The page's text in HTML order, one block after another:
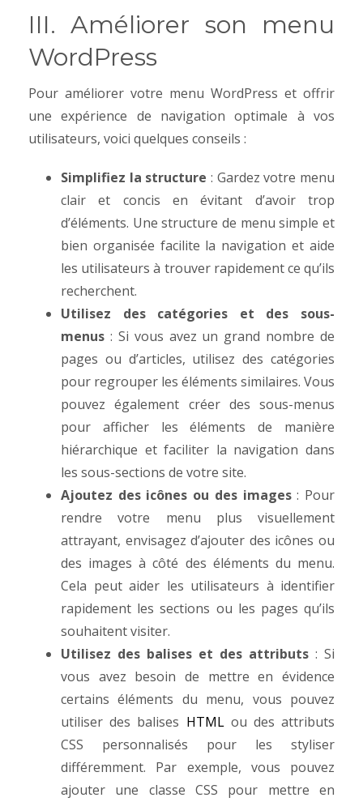
III. Améliorer son menu
WordPress
Pour améliorer votre menu WordPress et offrir
une expérience de navigation optimale à vos
utilisateurs, voici quelques conseils :
Simplifiez la structure : Gardez votre menu
clair et concis en évitant d’avoir trop
d’éléments. Une structure de menu simple et
bien organisée facilite la navigation et aide
les utilisateurs à trouver rapidement ce qu’ils
recherchent.
Utilisez des catégories et des sous-
menus : Si vous avez un grand nombre de
pages ou d’articles, utilisez des catégories
pour regrouper les éléments similaires. Vous
pouvez également créer des sous-menus
pour afficher les éléments de manière
hiérarchique et faciliter la navigation dans
les sous-sections de votre site.
Ajoutez des icônes ou des images: Pour
rendre votre menu plus visuellement
attrayant, envisagez d’ajouter des icônes ou
des images à côté des éléments du menu.
Cela peut aider les utilisateurs à identifier
rapidement les sections ou les pages qu’ils
souhaitent visiter.
Utilisez des balises et des attributs : Si
vous avez besoin de mettre en évidence
certains éléments du menu, vous pouvez
utiliser des balises HTML ou des attributs
CSS personnalisés pour les styliser
différemment. Par exemple, vous pouvez
ajouter une classe CSS pour mettre en